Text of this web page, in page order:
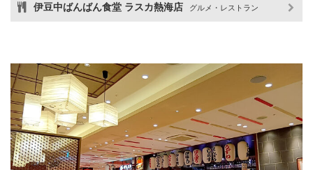
伊豆中ばんばん食堂 ラスカ熱海店 グルメ・レストラン